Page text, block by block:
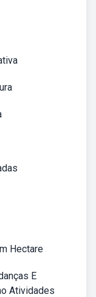
Hectare
E
Atividades